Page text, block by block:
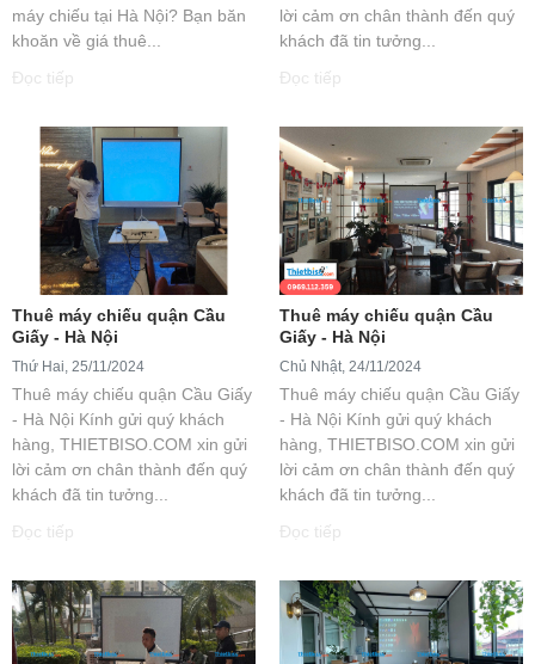
máy chiếu tại Hà Nội? Bạn băn
khoăn về giá thuê...
Đọc tiếp
lời cảm ơn chân thành đến quý
khách đã tin tưởng...
Đọc tiếp
Thuê máy chiếu quận Cầu
Giấy - Hà Nội
Thứ Hai, 25/11/2024
Thuê máy chiếu quận Cầu Giấy
- Hà Nội Kính gửi quý khách
hàng, THIETBISO.COM xin gửi
lời cảm ơn chân thành đến quý
khách đã tin tưởng...
Đọc tiếp
Thuê máy chiếu quận Cầu
Giấy - Hà Nội
Chủ Nhật, 24/11/2024
Thuê máy chiếu quận Cầu Giấy
- Hà Nội Kính gửi quý khách
hàng, THIETBISO.COM xin gửi
lời cảm ơn chân thành đến quý
khách đã tin tưởng...
Đọc tiếp